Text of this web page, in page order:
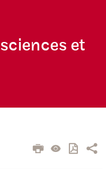
sciences et